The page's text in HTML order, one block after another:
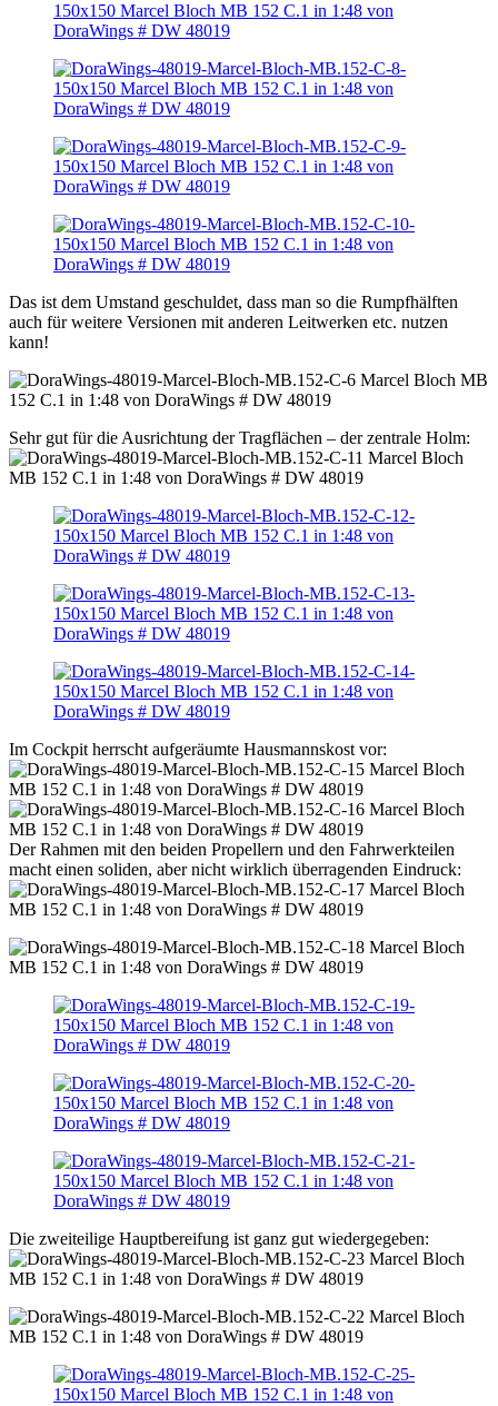
Das ist dem Umstand geschuldet, dass man so die Rumpfhälften
auch für weitere Versionen mit anderen Leitwerken etc. nutzen
kann!
Sehr gut für die Ausrichtung der Tragflächen – der zentrale Holm:
Im Cockpit herrscht aufgeräumte Hausmannskost vor:
Der Rahmen mit den beiden Propellern und den Fahrwerkteilen
macht einen soliden, aber nicht wirklich überragenden Eindruck:
Die zweiteilige Hauptbereifung ist ganz gut wiedergegeben: